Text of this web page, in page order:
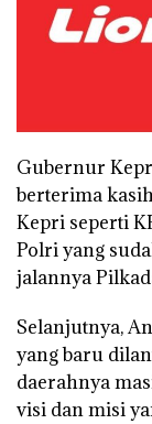
Gubernur
berterima
Kepri seperti
Polri yang
jalannya
Selanjutnya,
yang baru
daerahnya
visi dan misi